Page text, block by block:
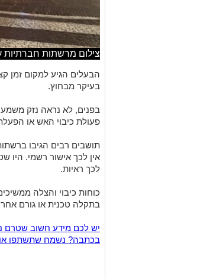
צילום מרשתות חברתיות ע"פ
הבעלים הגיע למקום זמן
בעיקר מבחוץ.
בפנים, לא נראה נזק
פעולת כיבוי האש או
תושבים רבים הגיבו
אין לכך אישור רשמי. היו
לכך ראיות.
כוחות כיבוי והצלה
בתקלה טכנית או גורם
יש לכם מידע חשוב שטרם
בכתבה? נשמח שתשתפו